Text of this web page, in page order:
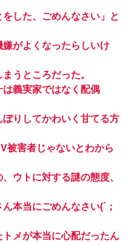
した、ごめんなさい」と
がよくなったらしいけ
うところだった。
は義実家ではなく配偶
ぼりしてかわいく甘てる方
被害者じゃないとわから
ウトに対する謎の態度、
本当にごめんなさい(´；
メが本当に心配だったん